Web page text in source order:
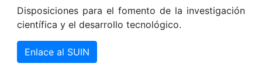
Disposiciones para el fomento de la investigación
científica y el desarrollo tecnológico.
Enlace al SUIN